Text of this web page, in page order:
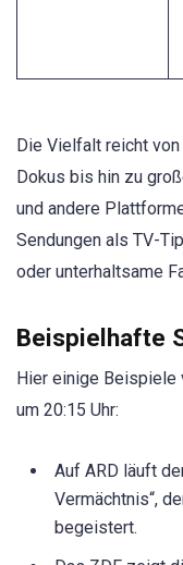
Die Vielfalt reicht
Dokus bis hin zu
und andere
Sendungen als TV-
oder unterhaltsame
Beispielhafte
Hier einige Beispiele
um 20:15 Uhr:
Auf ARD läuft
Vermächtnis“,
begeistert.